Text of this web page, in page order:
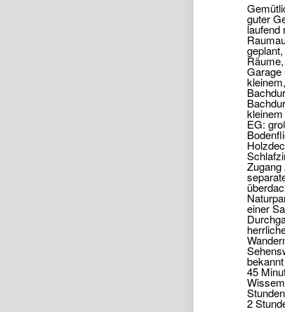
guter
laufend
Garage
EG:
einer
45
2